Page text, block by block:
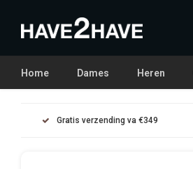
Home Dames Heren
Gratis verzending va €349